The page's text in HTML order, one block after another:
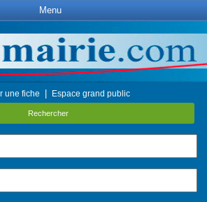
Menu
une fiche Espace grand public
Rechercher